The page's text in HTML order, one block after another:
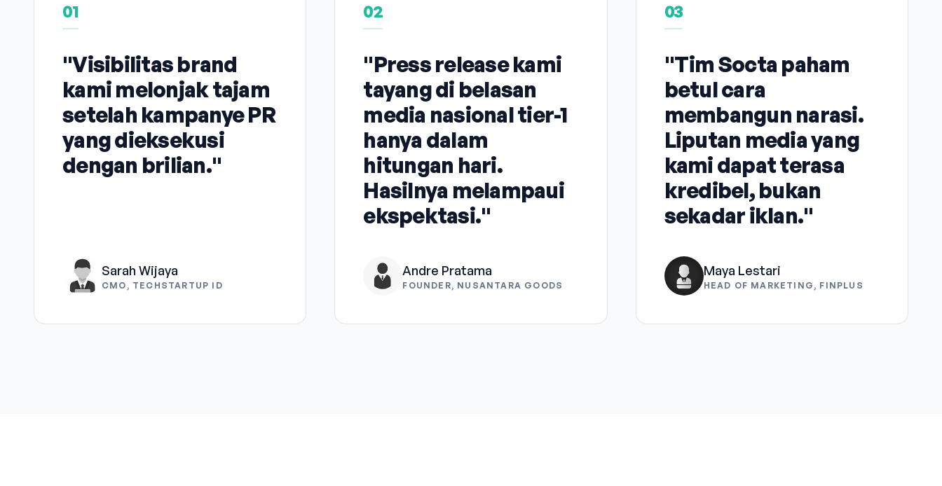
01
"Visibilitas brand
kami melonjak tajam
setelah kampanye PR
yang dieksekusi
dengan brilian."
Sarah Wijaya
CMO, TECHSTARTUP ID
02
"Press release kami
tayang di belasan
media nasional tier-1
hanya dalam
hitungan hari.
Hasilnya melampaui
ekspektasi."
Andre Pratama
FOUNDER, NUSANTARA GOODS
03
"Tim Socta paham
betul cara
membangun narasi.
Liputan media yang
kami dapat terasa
kredibel, bukan
sekadar iklan."
Maya Lestari
HEAD OF MARKETING, FINPLUS